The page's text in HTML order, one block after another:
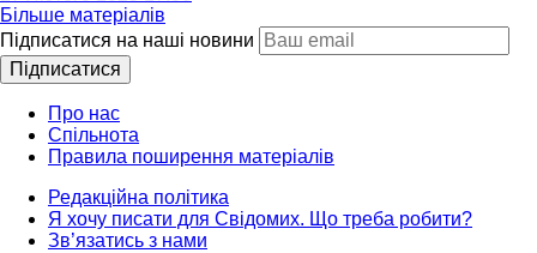
Більше матеріалів
Підписатися на наші новини
Підписатися
Про нас
Спільнота
Правила поширення матеріалів
Редакційна політика
Я хочу писати для Свідомих. Що треба робити?
Зв’язатись з нами